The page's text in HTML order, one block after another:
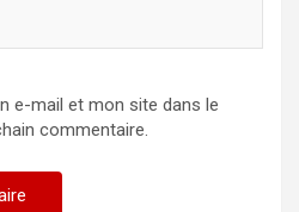
e-mail et mon site dans le
commentaire.